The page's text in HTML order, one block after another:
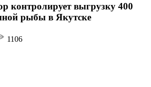
контролирует выгрузку 400
рыбы в Якутске
1106